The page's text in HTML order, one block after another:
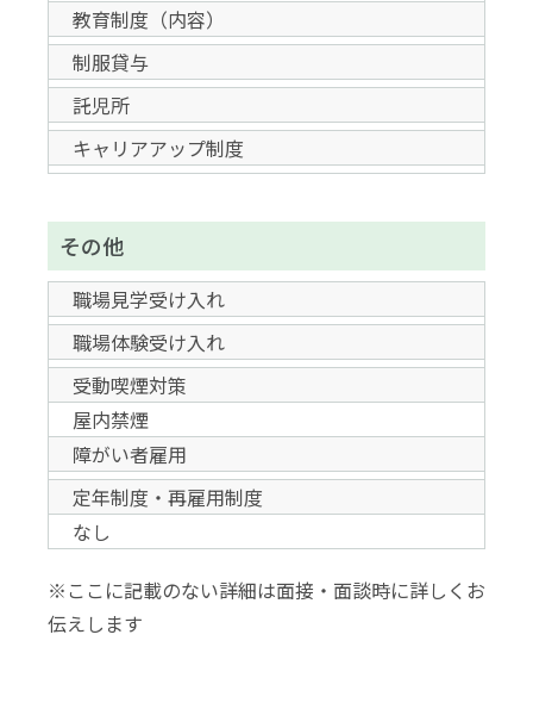
教育制度（内容）
制服貸与
託児所
キャリアアップ制度
その他
職場見学受け入れ
職場体験受け入れ
受動喫煙対策
屋内禁煙
障がい者雇用
定年制度・再雇用制度
なし
※ここに記載のない詳細は面接・面談時に詳しくお
伝えします